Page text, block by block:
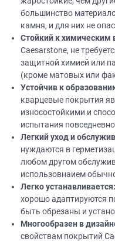
большинство
камня, и для них не
Стойкий к химическим
Caesarstone, не
защитной химией или
(кроме матовых или
Устойчив к
кварцевые покрытия
износостойкими и
испытания
Легкий уход и
нуждаются в
любом другом
использовнаием
Легко устанавливается:
хорошо адаптируются
быть обрезаны и
Многообразен в
свойствам покрытий